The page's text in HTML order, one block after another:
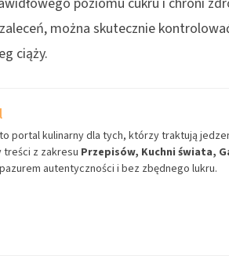
można skutecznie
ciąży.
to portal kulinarny dla tych, którzy traktują
treści z zakresu Przepisów, Kuchni świata,
autentyczności i bez zbędnego lukru.